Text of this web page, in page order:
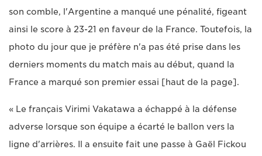
son comble, l'Argentine a manqué une pénalité, figeant
ainsi le score à 23-21 en faveur de la France. Toutefois, la
photo du jour que je préfère n'a pas été prise dans les
derniers moments du match mais au début, quand la
France a marqué son premier essai [haut de la page].
« Le français Virimi Vakatawa a échappé à la défense
adverse lorsque son équipe a écarté le ballon vers la
ligne d'arrières. Il a ensuite fait une passe à Gaël Fickou